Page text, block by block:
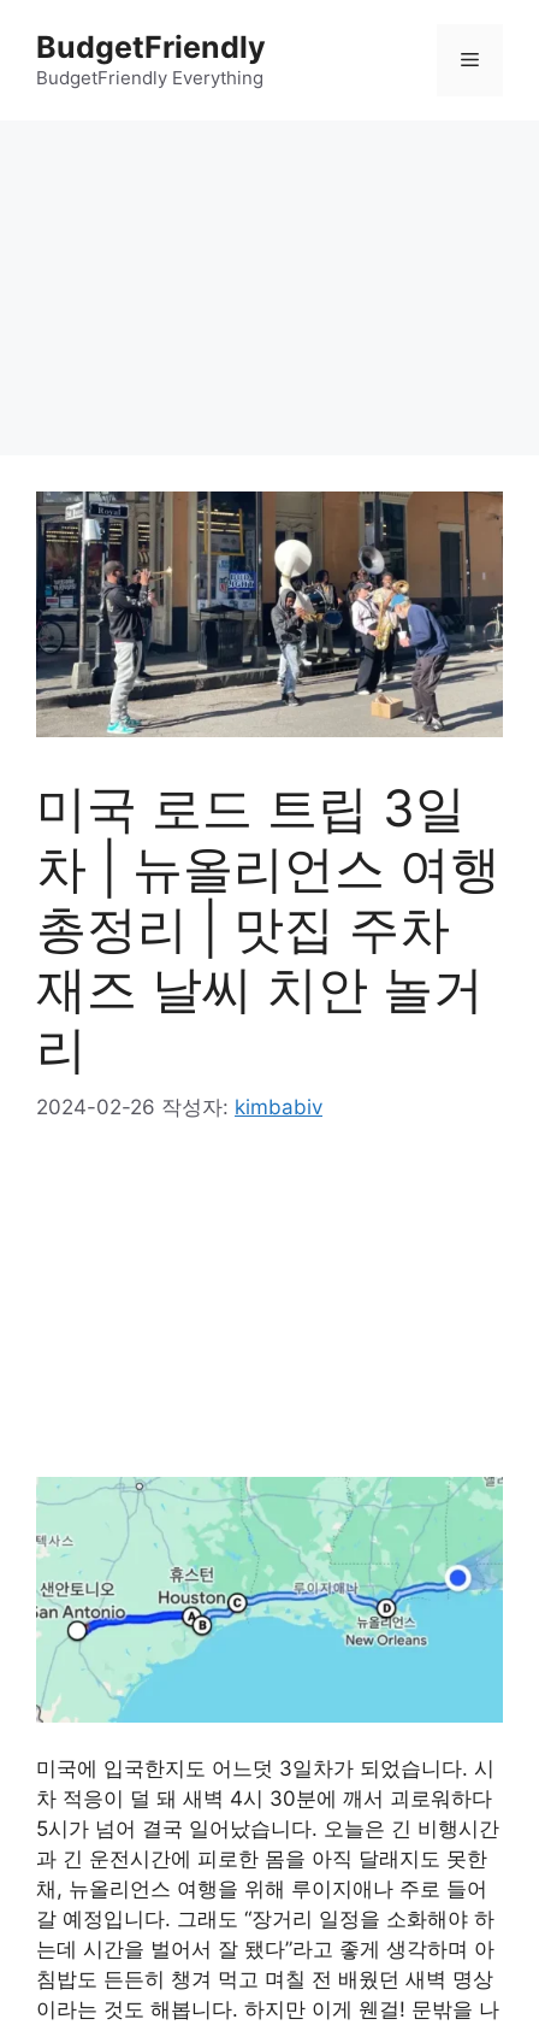
BudgetFriendly
BudgetFriendly Everything
메
미국 로드 트립 3일
차 | 뉴올리언스 여행
총정리 | 맛집 주차
재즈 날씨 치안 놀거
리
2024-02-26 작성자: kimbabiv
미국에 입국한지도 어느덧 3일차가 되었습니다. 시
차 적응이 덜 돼 새벽 4시 30분에 깨서 괴로워하다
5시가 넘어 결국 일어났습니다. 오늘은 긴 비행시간
과 긴 운전시간에 피로한 몸을 아직 달래지도 못한
채, 뉴올리언스 여행을 위해 루이지애나 주로 들어
갈 예정입니다. 그래도 “장거리 일정을 소화해야 하
는데 시간을 벌어서 잘 됐다”라고 좋게 생각하며 아
침밥도 든든히 챙겨 먹고 며칠 전 배웠던 새벽 명상
이라는 것도 해봅니다. 하지만 이게 웬걸! 문밖을 나